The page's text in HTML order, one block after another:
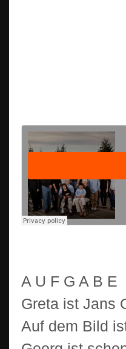
A U F G A B
Greta ist Jans
Auf dem Bild